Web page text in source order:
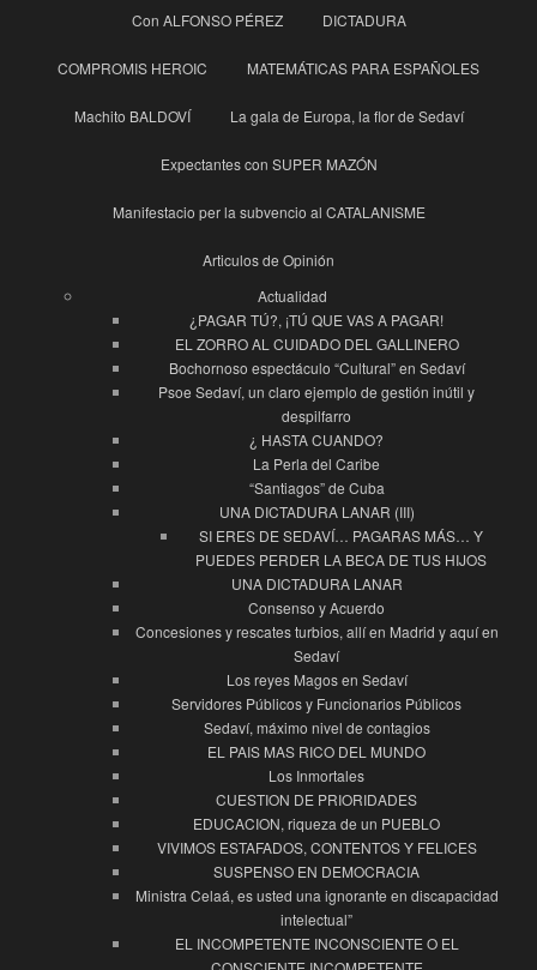
Con ALFONSO PÉREZ DICTADURA
COMPROMIS HEROIC MATEMÁTICAS PARA ESPAÑOLES
Machito BALDOVÍ La gala de Europa, la flor de Sedaví
Expectantes con SUPER MAZÓN
Manifestacio per la subvencio al CATALANISME
Articulos de Opinión
Actualidad
¿PAGAR TÚ?, ¡TÚ QUE VAS A PAGAR!
EL ZORRO AL CUIDADO DEL GALLINERO
Bochornoso espectáculo “Cultural” en Sedaví
Psoe Sedaví, un claro ejemplo de gestión inútil y
despilfarro
¿ HASTA CUANDO?
La Perla del Caribe
“Santiagos” de Cuba
UNA DICTADURA LANAR (III)
SI ERES DE SEDAVÍ… PAGARAS MÁS… Y
PUEDES PERDER LA BECA DE TUS HIJOS
UNA DICTADURA LANAR
Consenso y Acuerdo
Concesiones y rescates turbios, allí en Madrid y aquí en
Sedaví
Los reyes Magos en Sedaví
Servidores Públicos y Funcionarios Públicos
Sedaví, máximo nivel de contagios
EL PAIS MAS RICO DEL MUNDO
Los Inmortales
CUESTION DE PRIORIDADES
EDUCACION, riqueza de un PUEBLO
VIVIMOS ESTAFADOS, CONTENTOS Y FELICES
SUSPENSO EN DEMOCRACIA
Ministra Celaá, es usted una ignorante en discapacidad
intelectual”
EL INCOMPETENTE INCONSCIENTE O EL